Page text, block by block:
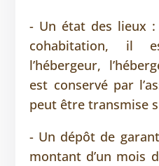
- Un état des lieux :
cohabitation, il
l’hébergeur,
est conservé par
peut être transmise
- Un dépôt de
montant d’un mois